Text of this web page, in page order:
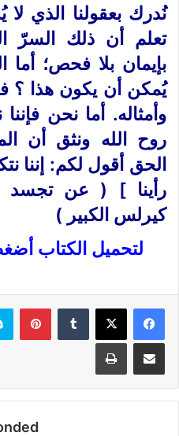
نُدرك بعقولنا الذي
تعلم أن ذلك السرّ
بإيمان بلا فحص؛
يُمكن أن يكون هذا ؟
وأمثاله. أما نحن
روح الله ونثق أن
الحق أقول لكم: إننا
رأينا ] ( عن تجسد
كيرلس الكبير )
لتحميل الكتاب
مشاركة عبر البريد طباعة